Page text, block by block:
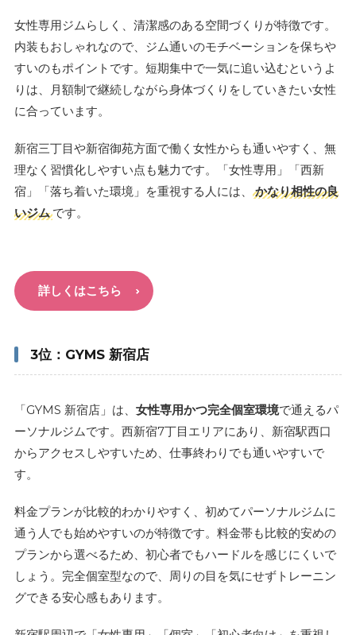
女性専用ジムらしく、清潔感のある空間づくりが特徴です。
内装もおしゃれなので、ジム通いのモチベーションを保ちや
すいのもポイントです。短期集中で一気に追い込むというよ
りは、月額制で継続しながら身体づくりをしていきたい女性
に合っています。
新宿三丁目や新宿御苑方面で働く女性からも通いやすく、無
理なく習慣化しやすい点も魅力です。「女性専用」「西新
宿」「落ち着いた環境」を重視する人には、
かなり相性の良
いジムです。
詳しくはこちら
3位：GYMS 新宿店
「GYMS 新宿店」は、 女性専用かつ完全個室環境で通えるパ
ーソナルジムです。西新宿7丁目エリアにあり、新宿駅西口
からアクセスしやすいため、仕事終わりでも通いやすいで
す。
料金プランが比較的わかりやすく、初めてパーソナルジムに
通う人でも始めやすいのが特徴です。料金帯も比較的安めの
プランから選べるため、初心者でもハードルを感じにくいで
しょう。完全個室型なので、周りの目を気にせずトレーニン
グできる安心感もあります。